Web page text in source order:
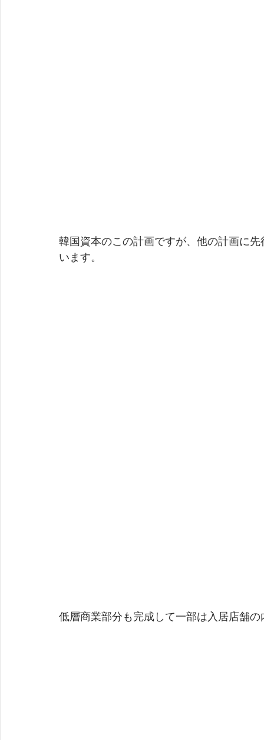
韓国資本のこの計画ですが、他の計画に
います。
低層商業部分も完成して一部は入居店舗